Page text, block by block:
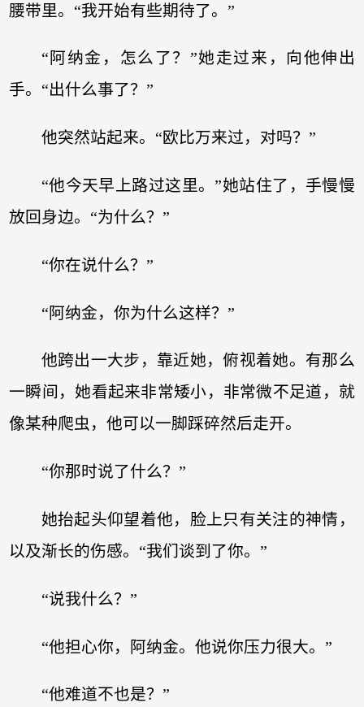
腰带里。“我开始有些期待了。”
“阿纳金，怎么了？”她走过来，向他伸出
手。“出什么事了？”
他突然站起来。“欧比万来过，对吗？”
“他今天早上路过这里。”她站住了，手慢慢
放回身边。“为什么？”
“你在说什么？”
“阿纳金，你为什么这样？”
他跨出一大步，靠近她，俯视着她。有那么
一瞬间，她看起来非常矮小，非常微不足道，就
像某种爬虫，他可以一脚踩碎然后走开。
“你那时说了什么？”
她抬起头仰望着他，脸上只有关注的神情，
以及渐长的伤感。“我们谈到了你。”
“说我什么？”
“他担心你，阿纳金。他说你压力很大。”
“他难道不也是？”